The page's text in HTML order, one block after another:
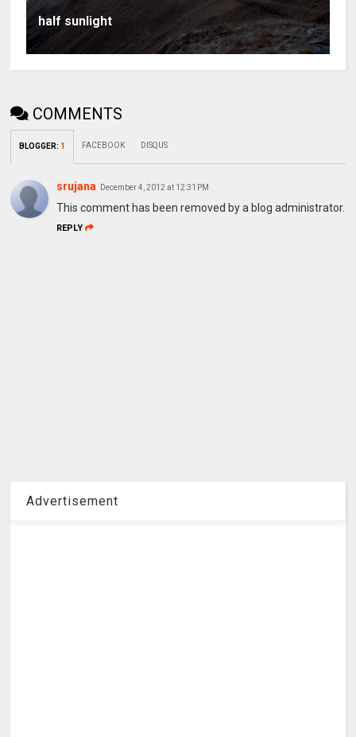
half sunlight
COMMENTS
BLOGGER: 1 FACEBOOK DISQUS
srujana December 4, 2012 at 12:31 PM
This comment has been removed by a blog administrator.
REPLY
Advertisement